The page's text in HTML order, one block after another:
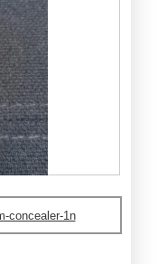
concealer-1n